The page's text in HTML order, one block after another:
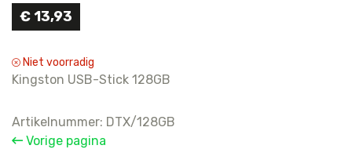
€ 13,93
Niet voorradig
Kingston USB-Stick 128GB
Artikelnummer: DTX/128GB
Vorige pagina